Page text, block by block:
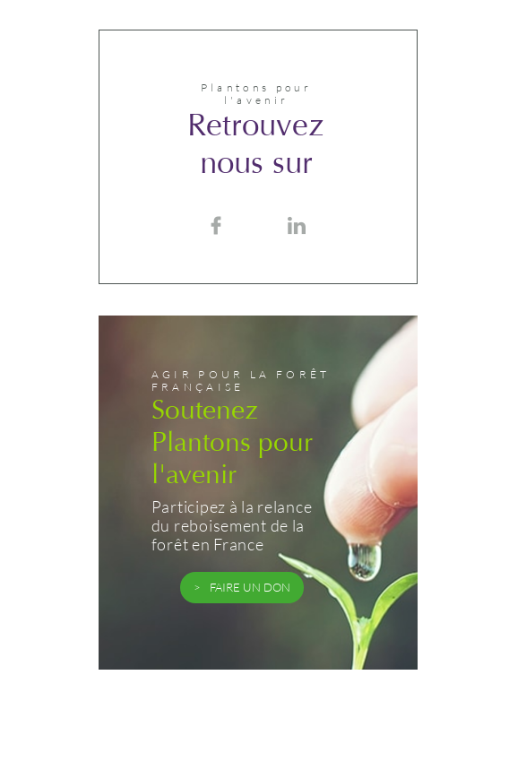
Plantons pour
l'avenir
Retrouvez
nous sur
AGIR POUR LA FORÊT
FRANÇAISE
Soutenez
Plantons pour
l'avenir
Participez à la relance
du reboisement de la
forêt en France
FAIRE UN DON